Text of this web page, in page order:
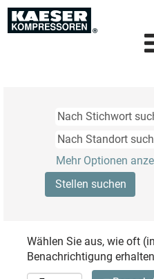
Mehr Optionen
Wählen Sie aus, wie oft
Benachrichtigung